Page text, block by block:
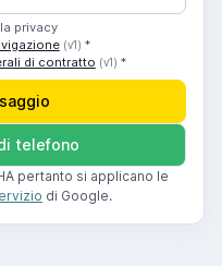
privacy
(v1) *
di contratto (v1) *
telefono
pertanto si applicano le
di Google.